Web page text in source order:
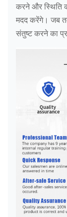
करने और स्थिति
मदद करेंगे। जब
संतुष्ट करने का